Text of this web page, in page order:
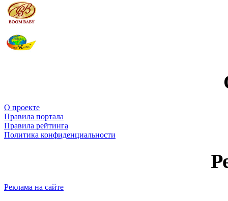
О проекте
Правила портала
Правила рейтинга
Политика конфиденциальности
Реклама на сайте